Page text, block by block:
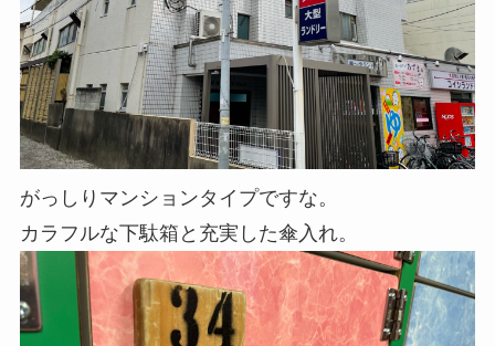
がっしりマンションタイプですな。
カラフルな下駄箱と充実した傘入れ。